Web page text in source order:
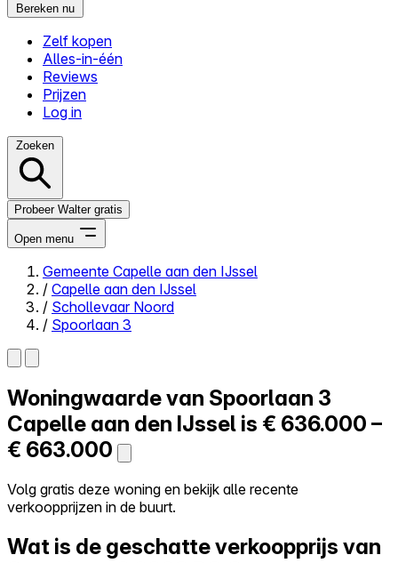
Bereken nu
Zelf kopen
Alles-in-één
Reviews
Prijzen
Log in
Zoeken
Probeer Walter gratis
Open menu
Close menu
Zelf kopen
Alles-in-één
Reviews
Prijzen
Log in
Probeer Walter gratis
Gemeente Capelle aan den IJssel
/ Capelle aan den IJssel
/ Schollevaar Noord
/ Spoorlaan 3
Woningwaarde van Spoorlaan 3
Capelle aan den IJssel is € 636.000 –
€ 663.000
Volg gratis deze woning en bekijk alle recente
verkoopprijzen in de buurt.
Wat is de geschatte verkoopprijs van